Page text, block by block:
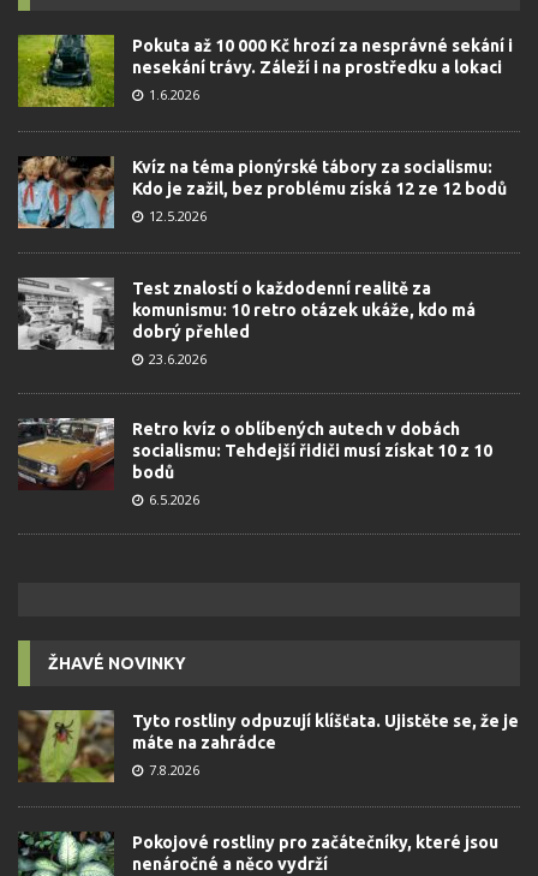
Pokuta až 10 000 Kč hrozí za nesprávné sekání i
nesekání trávy. Záleží i na prostředku a lokaci
1.6.2026
Kvíz na téma pionýrské tábory za socialismu:
Kdo je zažil, bez problému získá 12 ze 12 bodů
12.5.2026
Test znalostí o každodenní realitě za
komunismu: 10 retro otázek ukáže, kdo má
dobrý přehled
23.6.2026
Retro kvíz o oblíbených autech v dobách
socialismu: Tehdejší řidiči musí získat 10 z 10
bodů
6.5.2026
ŽHAVÉ NOVINKY
Tyto rostliny odpuzují klíšťata. Ujistěte se, že je
máte na zahrádce
7.8.2026
Pokojové rostliny pro začátečníky, které jsou
nenáročné a něco vydrží